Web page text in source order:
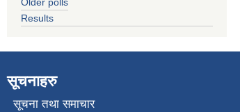
Results
सूचनाहरु
सूचना तथा समाचार